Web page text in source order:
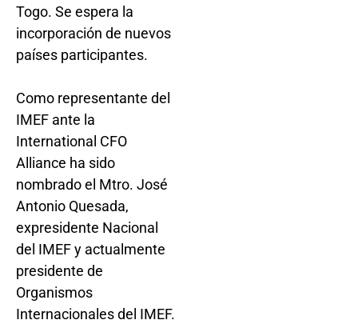
Togo. Se espera la
incorporación de nuevos
países participantes.
Como representante del
IMEF ante la
International CFO
Alliance ha sido
nombrado el Mtro. José
Antonio Quesada,
expresidente Nacional
del IMEF y actualmente
presidente de
Organismos
Internacionales del IMEF.